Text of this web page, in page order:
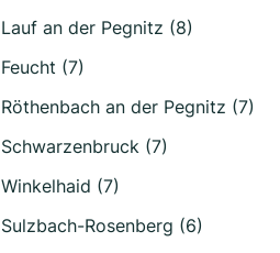
Lauf an der Pegnitz (8)
Feucht (7)
Röthenbach an der Pegnitz (7)
Schwarzenbruck (7)
Winkelhaid (7)
Sulzbach-Rosenberg (6)